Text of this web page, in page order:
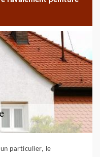
un particulier, le